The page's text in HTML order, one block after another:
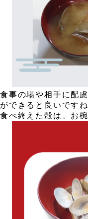
食事の場や相手に配
ができると良いですね
食べ終えた殻は、お